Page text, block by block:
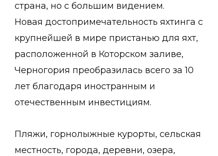
страна, но с большим видением.
Новая достопримечательность яхтинга с
крупнейшей в мире пристанью для яхт,
расположенной в Которском заливе,
Черногория преобразилась всего за 10
лет благодаря иностранным и
отечественным инвестициям.
Пляжи, горнолыжные курорты, сельская
местность, города, деревни, озера,